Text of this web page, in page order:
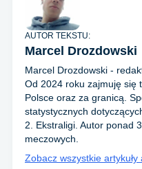
AUTOR TEKSTU:
Marcel Drozdowski
Marcel Drozdowski -
Od 2024 roku zajmuję się
Polsce oraz za granicą.
statystycznych
2. Ekstraligi. Autor ponad
meczowych.
Zobacz wszystkie artykuły